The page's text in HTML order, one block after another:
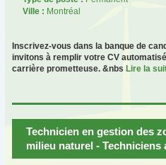
Ville : Montréal
Inscrivez-vous dans la banque de
invitons à remplir votre CV
carrière prometteuse. &nbs Lire la
Technicien en gestion des
milieu naturel - Techniciens